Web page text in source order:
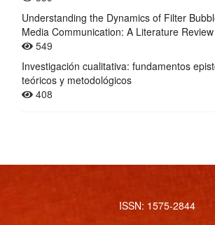
Understanding the Dynamics of Filter
Media Communication: A Literature Review
549
Investigación cualitativa: fundamentos
teóricos y metodológicos
408
ISSN: 1575-2844